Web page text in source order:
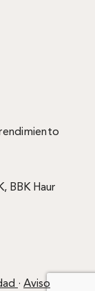
BBK Haur
· Aviso